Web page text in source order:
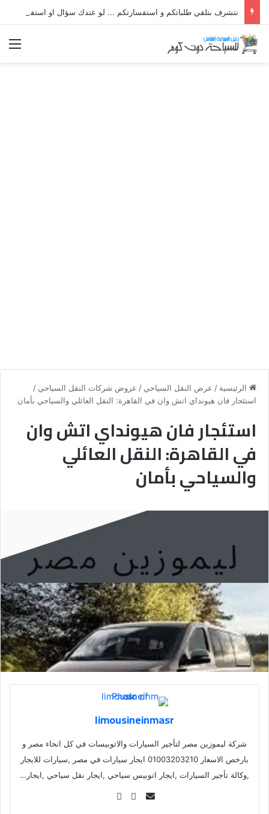
نتشرف بتلقي طلباتكم و استفسارتكم ... لو عندك سؤال او استفسار ماتدرددش فى طلب المساعدة
الرئيسية / عرض النقل السياحي / عروض شركات النقل السياحي /
استئجار فان هيونداي اتش وان في القاهرة: النقل العائلي والسياحي بأمان
استئجار فان هيونداي اتش وان
في القاهرة: النقل العائلي
والسياحي بأمان
limousineinmasr
شركة ليموزين مصر لتأجير السيارات والاتوبيسات في كل انحاء مصر و
بارخص الاسعار 01003203210 ايجار سيارات في مصر ,سيارات للايجار
,وكالة تأجير السيارات ,ايجار اتوبيس سياحي ,ايجار نقل سياحي ,ايجار…
Se